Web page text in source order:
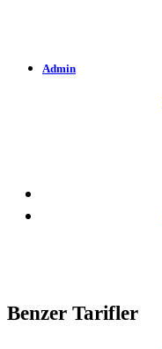
Admin
Benzer Tarifler